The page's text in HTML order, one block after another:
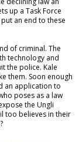
up a Task Force
an end to these
of criminal. The
technology and
the police. Kale
them. Soon enough
an application to
poses as a law
the Ungli
too believes in their